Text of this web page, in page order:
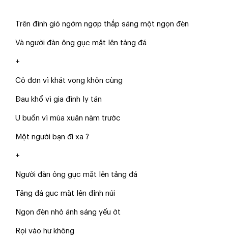
Trên đỉnh gió ngờm ngợp thắp sáng một ngọn đèn
Và người đàn ông gục mặt lên tảng đá
+
Cô đơn vì khát vọng khôn cùng
Đau khổ vì gia đình ly tán
U buồn vì mùa xuân năm trước
Một người bạn đi xa ?
+
Người đàn ông gục mặt lên tảng đá
Tảng đá gục mặt lên đỉnh núi
Ngọn đèn nhỏ ánh sáng yếu ớt
Rọi vào hư không